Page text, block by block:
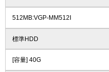
512MB:VGP-MM512I
標準HDD
[容量] 40G